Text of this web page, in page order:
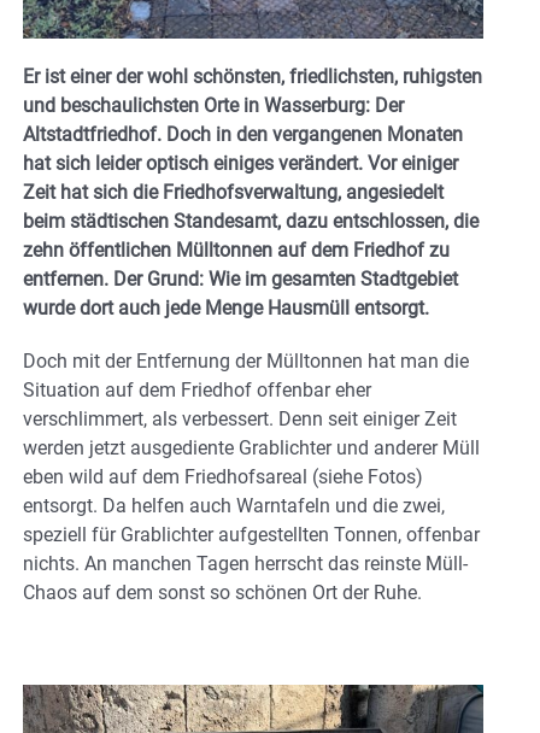
Er ist einer der wohl schönsten, friedlichsten, ruhigsten
und beschaulichsten Orte in Wasserburg: Der
Altstadtfriedhof. Doch in den vergangenen Monaten
hat sich leider optisch einiges verändert. Vor einiger
Zeit hat sich die Friedhofsverwaltung, angesiedelt
beim städtischen Standesamt, dazu entschlossen, die
zehn öffentlichen Mülltonnen auf dem Friedhof zu
entfernen. Der Grund: Wie im gesamten Stadtgebiet
wurde dort auch jede Menge Hausmüll entsorgt.
Doch mit der Entfernung der Mülltonnen hat man die
Situation auf dem Friedhof offenbar eher
verschlimmert, als verbessert. Denn seit einiger Zeit
werden jetzt ausgediente Grablichter und anderer Müll
eben wild auf dem Friedhofsareal (siehe Fotos)
entsorgt. Da helfen auch Warntafeln und die zwei,
speziell für Grablichter aufgestellten Tonnen, offenbar
nichts. An manchen Tagen herrscht das reinste Müll-
Chaos auf dem sonst so schönen Ort der Ruhe.